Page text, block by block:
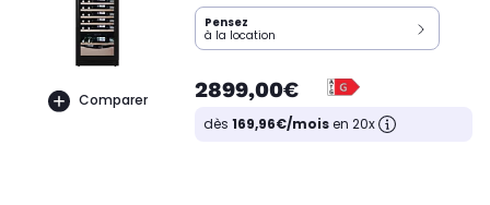
Comparer
Pensez
à la location
2899,00€
dès 169,96€/moisen 20x